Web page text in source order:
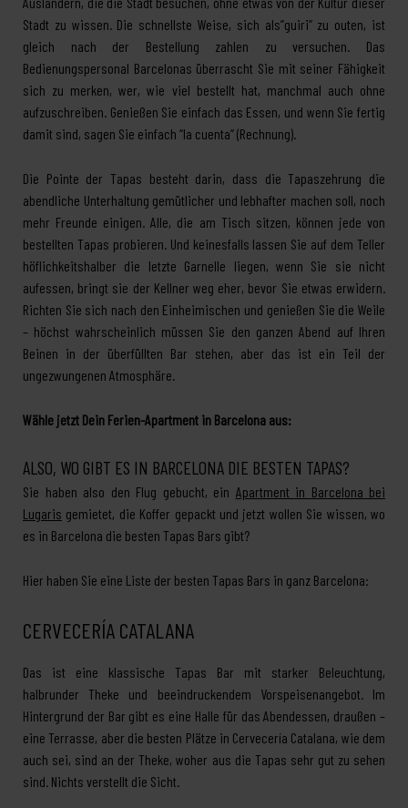
Stadt zu wissen. Die schnellste Weise, sich als”guiri” zu outen, ist
gleich nach der Bestellung zahlen zu versuchen. Das
Bedienungspersonal Barcelonas überrascht Sie mit seiner Fähigkeit
sich zu merken, wer, wie viel bestellt hat, manchmal auch ohne
aufzuschreiben. Genießen Sie einfach das Essen, und wenn Sie fertig
damit sind, sagen Sie einfach “la cuenta” (Rechnung).
Die Pointe der Tapas besteht darin, dass die Tapaszehrung die
abendliche Unterhaltung gemütlicher und lebhafter machen soll, noch
mehr Freunde einigen. Alle, die am Tisch sitzen, können jede von
bestellten Tapas probieren. Und keinesfalls lassen Sie auf dem Teller
höflichkeitshalber die letzte Garnelle liegen, wenn Sie sie nicht
aufessen, bringt sie der Kellner weg eher, bevor Sie etwas erwidern.
Richten Sie sich nach den Einheimischen und genießen Sie die Weile
– höchst wahrscheinlich müssen Sie den ganzen Abend auf Ihren
Beinen in der überfüllten Bar stehen, aber das ist ein Teil der
ungezwungenen Atmosphäre.
Wähle jetzt Dein Ferien-Apartment in Barcelona aus:
ALSO, WO GIBT ES IN BARCELONA DIE BESTEN TAPAS?
Sie haben also den Flug gebucht, ein Apartment in Barcelona bei
Lugaris gemietet, die Koffer gepackt und jetzt wollen Sie wissen, wo
es in Barcelona die besten Tapas Bars gibt?
Hier haben Sie eine Liste der besten Tapas Bars in ganz Barcelona:
CERVECERÍA CATALANA
Das ist eine klassische Tapas Bar mit starker Beleuchtung,
halbrunder Theke und beeindruckendem Vorspeisenangebot. Im
Hintergrund der Bar gibt es eine Halle für das Abendessen, draußen –
eine Terrasse, aber die besten Plätze in Cervecería Catalana, wie dem
auch sei, sind an der Theke, woher aus die Tapas sehr gut zu sehen
sind. Nichts verstellt die Sicht.